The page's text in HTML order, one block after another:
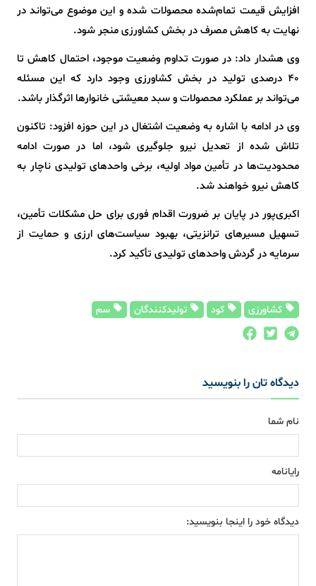
افزایش قیمت تمام‌شده محصولات شده و این موضوع می‌تواند در
نهایت به کاهش مصرف در بخش کشاورزی منجر شود.
وی هشدار داد: در صورت تداوم وضعیت موجود، احتمال کاهش تا
۴۰ درصدی تولید در بخش کشاورزی وجود دارد که این مسئله
می‌تواند بر عملکرد محصولات و سبد معیشتی خانوارها اثرگذار باشد.
وی در ادامه با اشاره به وضعیت اشتغال در این حوزه افزود: تاکنون
تلاش شده از تعدیل نیرو جلوگیری شود، اما در صورت ادامه
محدودیت‌ها در تأمین مواد اولیه، برخی واحدهای تولیدی ناچار به
کاهش نیرو خواهند شد.
اکبری‌پور در پایان بر ضرورت اقدام فوری برای حل مشکلات تأمین،
تسهیل مسیرهای ترانزیتی، بهبود سیاست‌های ارزی و حمایت از
سرمایه در گردش واحدهای تولیدی تأکید کرد.
کشاورزی کود تولیدکنندگان سم
دیدگاه تان را بنویسید
نام شما
رایانامه
دیدگاه خود را اینجا بنویسید: